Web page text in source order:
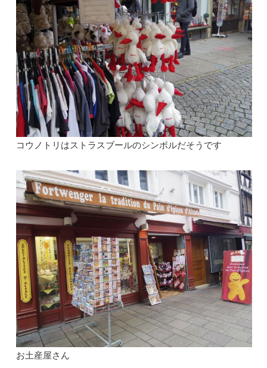
コウノトリはストラスブールのシンボルだそうです
お土産屋さん